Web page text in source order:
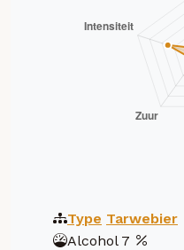
Type Tarwebier
Alcohol 7